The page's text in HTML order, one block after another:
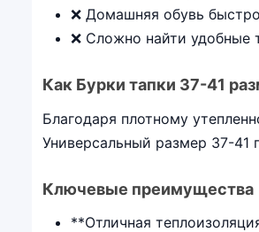
❌ Домашняя обувь
❌ Сложно найти удобные
Как Бурки тапки 37-41
Благодаря плотному
Универсальный размер 37-41
Ключевые преимущества
**Отличная